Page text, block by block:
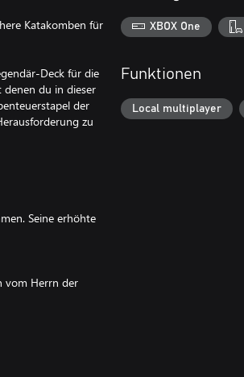
Katakomben für
Deck für die
denen du in dieser
der
zu
Seine erhöhte
vom Herrn der
neue,
XBOX One
Funktionen
Local multiplayer